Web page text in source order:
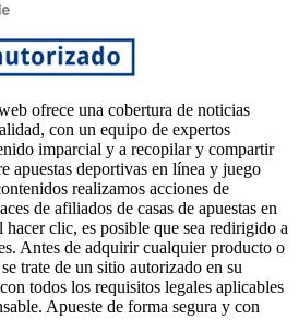
ofrece una cobertura de noticias
con un equipo de expertos
imparcial y a recopilar y compartir
apuestas deportivas en línea y juego
realizamos acciones de
de afiliados de casas de apuestas en
clic, es posible que sea redirigido a
Antes de adquirir cualquier producto o
trate de un sitio autorizado en su
todos los requisitos legales aplicables
Apueste de forma segura y con